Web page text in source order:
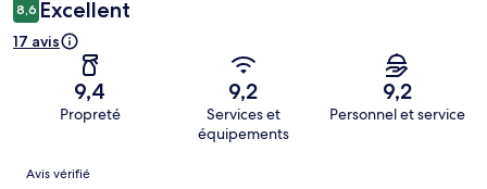
8,6 Excellent
17 avis
9,4
Propreté
9,2
Services et
équipements
9,2
Personnel et service
Avis
Avis vérifié